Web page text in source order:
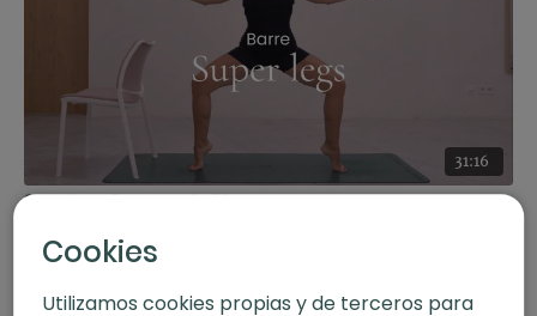
31:16
Super legs. Barre con Judith
Cookies
Utilizamos cookies propias y de terceros para